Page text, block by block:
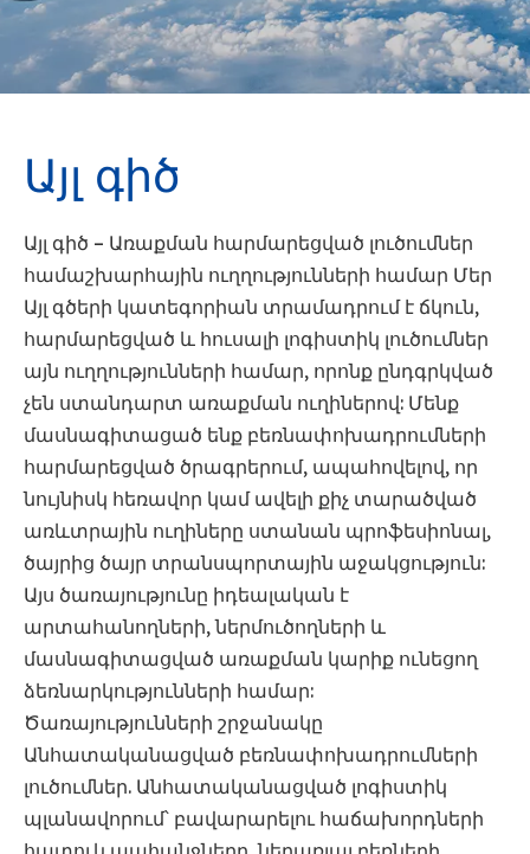
Այլ գիծ
Այլ գիծ – Առաքման հարմարեցված լուծումներ
համաշխարհային ուղղությունների համար Մեր
Այլ գծերի կատեգորիան տրամադրում է ճկուն,
հարմարեցված և հուսալի լոգիստիկ լուծումներ
այն ուղղությունների համար, որոնք ընդգրկված
չեն ստանդարտ առաքման ուղիներով: Մենք
մասնագիտացած ենք բեռնափոխադրումների
հարմարեցված ծրագրերում, ապահովելով, որ
նույնիսկ հեռավոր կամ ավելի քիչ տարածված
առևտրային ուղիները ստանան պրոֆեսիոնալ,
ծայրից ծայր տրանսպորտային աջակցություն:
Այս ծառայությունը իդեալական է
արտահանողների, ներմուծողների և
մասնագիտացված առաքման կարիք ունեցող
ձեռնարկությունների համար:
Ծառայությունների շրջանակը
Անհատականացված բեռնափոխադրումների
լուծումներ. Անհատականացված լոգիստիկ
պլանավորում՝ բավարարելու հաճախորդների